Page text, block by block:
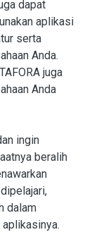
dapat
aplikasi
serta
Anda.
juga
Anda
ingin
beralih
dalam